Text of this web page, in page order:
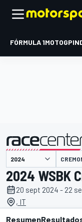
FÓRMULA 1MOTOGP
presentado por
2024 WSBK
20 sept 2024 - 22
, IT
Resumen